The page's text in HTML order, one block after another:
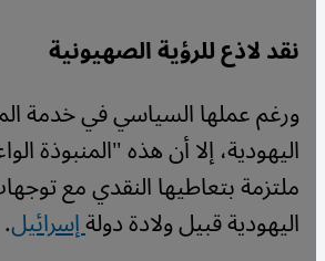
نقد لاذع للرؤية الصهيونية
ورغم عملها السياسي في خدمة
اليهودية، إلا أن هذه "المنبوذة
ملتزمة بتعاطيها النقدي مع
اليهودية قبيل ولادة دولةإسرائيل.